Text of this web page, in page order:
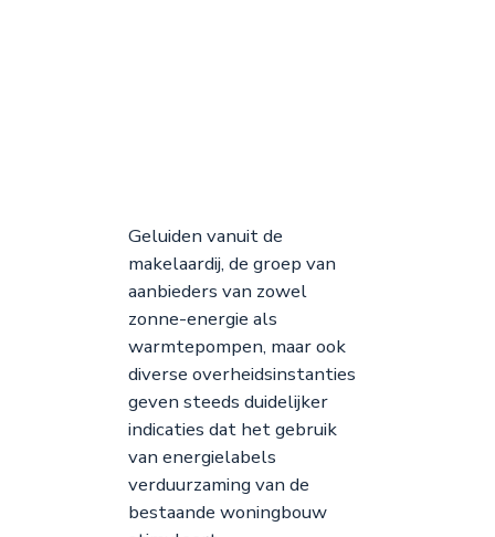
Geluiden vanuit de
makelaardij, de groep van
aanbieders van zowel
zonne-energie als
warmtepompen, maar ook
diverse overheidsinstanties
geven steeds duidelijker
indicaties dat het gebruik
van energielabels
verduurzaming van de
bestaande woningbouw